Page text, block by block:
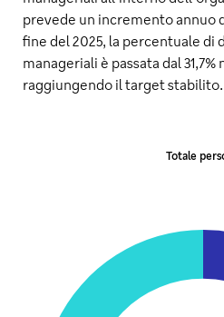
prevede un incremento annuo
fine del 2025, la percentuale di
manageriali è passata dal 31,7%
raggiungendo il target stabilito.
Totale